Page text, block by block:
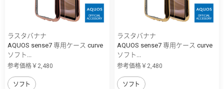
ラスタバナナ
AQUOS sense7 専用ケース curve
ソフト...
参考価格￥2,480
ソフト
ラスタバナナ
AQUOS sense7 専用ケース curve
ソフト...
参考価格￥2,480
ソフト